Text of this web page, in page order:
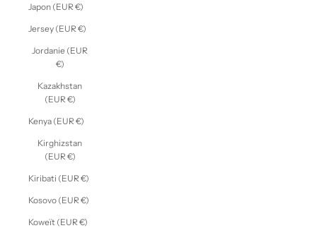
Japon (EUR €)
Jersey (EUR €)
Jordanie (EUR
€)
Kazakhstan
(EUR €)
Kenya (EUR €)
Kirghizstan
(EUR €)
Kiribati (EUR €)
Kosovo (EUR €)
Koweït (EUR €)